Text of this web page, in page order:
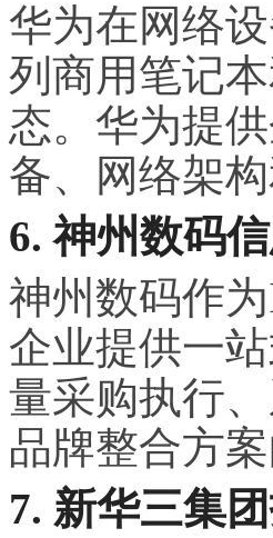
华为在网络
列商用笔记
态。华为提
备、网络架
6. 神州数码
神州数码作
企业提供一
量采购执行
品牌整合方
7. 新华三集